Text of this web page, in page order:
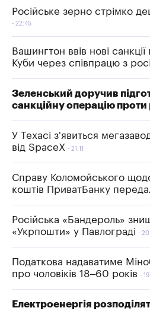
Російське зерно стрімко
22:45
Вашингтон ввів нові
Куби через співпрацю з
Зеленський доручив
санкційну операцію
У Техасі з'явиться
від SpaceX
21:11
Справу Коломойського
коштів ПриватБанку
Російська «Бандероль»
«Укрпошти» у Павлограді
Податкова надаватиме
про чоловіків 18–60 років
Електроенергія